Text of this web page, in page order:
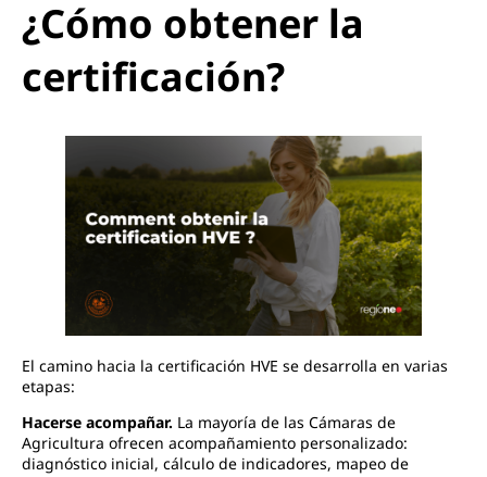
¿Cómo obtener la
certificación?
El camino hacia la certificación HVE se desarrolla en varias
etapas:
Hacerse acompañar. La mayoría de las Cámaras de
Agricultura ofrecen acompañamiento personalizado:
diagnóstico inicial, cálculo de indicadores, mapeo de